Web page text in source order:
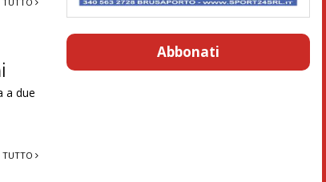
a due
TUTTO
Abbonati